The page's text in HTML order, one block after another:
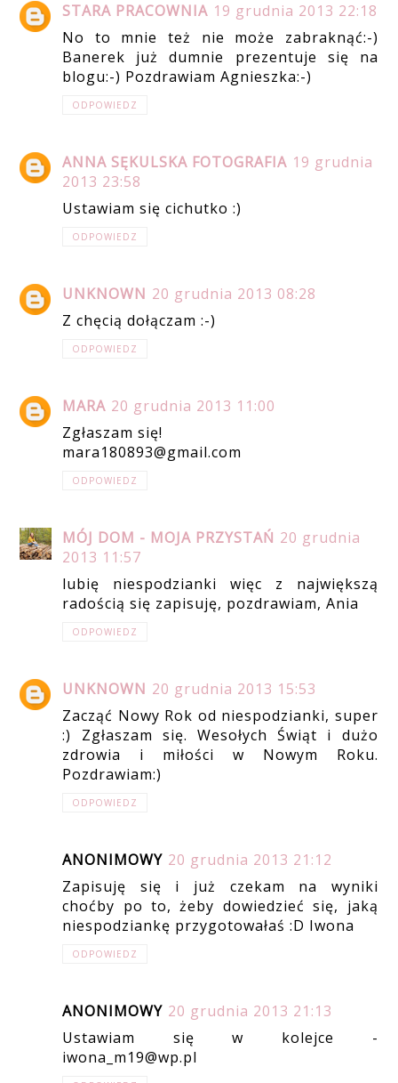
STARA PRACOWNIA 19 grudnia 2013 22:18
No to mnie też nie może zabraknąć:-)
Banerek już dumnie prezentuje się na
blogu:-) Pozdrawiam Agnieszka:-)
ODPOWIEDZ
ANNA SĘKULSKA FOTOGRAFIA 19 grudnia
2013 23:58
Ustawiam się cichutko :)
ODPOWIEDZ
UNKNOWN 20 grudnia 2013 08:28
Z chęcią dołączam :-)
ODPOWIEDZ
MARA 20 grudnia 2013 11:00
Zgłaszam się!
mara180893@gmail.com
ODPOWIEDZ
MÓJ DOM - MOJA PRZYSTAŃ 20 grudnia
2013 11:57
lubię niespodzianki więc z największą
radością się zapisuję, pozdrawiam, Ania
ODPOWIEDZ
UNKNOWN 20 grudnia 2013 15:53
Zacząć Nowy Rok od niespodzianki, super
:) Zgłaszam się. Wesołych Świąt i dużo
zdrowia i miłości w Nowym Roku.
Pozdrawiam:)
ODPOWIEDZ
ANONIMOWY 20 grudnia 2013 21:12
Zapisuję się i już czekam na wyniki
choćby po to, żeby dowiedzieć się, jaką
niespodziankę przygotowałaś :D Iwona
ODPOWIEDZ
ANONIMOWY 20 grudnia 2013 21:13
Ustawiam się w kolejce -
iwona_m19@wp.pl